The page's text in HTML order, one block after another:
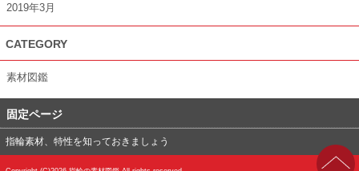
2019年3月
CATEGORY
素材図鑑
固定ページ
指輪素材、特性を知っておきましょう